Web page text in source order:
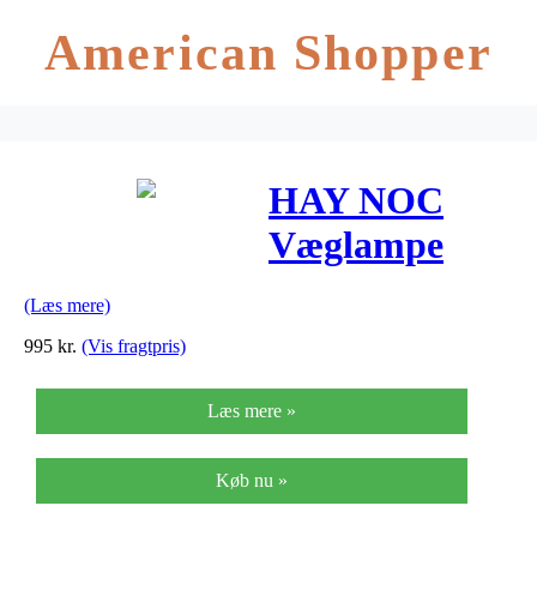
American Shopper
HAY NOC
Væglampe
(Læs mere)
995 kr. (Vis fragtpris)
Læs mere »
Køb nu »